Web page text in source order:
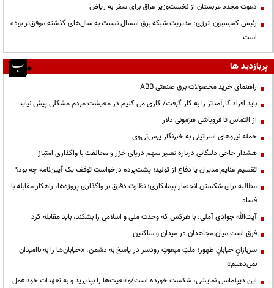
دعوت مجدد عربستان از نخست‌وزیر عراق برای سفر به ریاض
رئیس کمیسیون انرژی: مدیریت شبکه برق امسال نسبت به سال‌های گذشته موفق‌تر بوده
است
پربازدید ها
راهنمای خرید محصولات برق صنعتی ABB
باید افراد کارآمدتر را به کار گرفت/ کاری می کنیم در معیشت مردم مشکلی پیش نیاید
از التماس تا فروپاشی هژمونی دلار
حمله نیروهای اسرائیلی به خبرنگار پرس‌تی‌وی
هشدار حاجی دلیگانی درباره تغییر سهم دریای خزر و مخالفت با واگذاری امتیاز
تقسیم غنایم مدیران یا دفاع از تولید؛ پشت‌پرده درخواست توقف یک آیین‌نامه چه بود؟
مطالبه برای شکستن انحصار پیمانکاری؛ نظارت دقیق بر واگذاری پروژه‌ها، راهکار مقابله با
فساد
آیت‌الله جوادی آملی: با هرکس که وحدت ملی و اسلامی را بشکند، باید مقابله کرد
فرق است میان مجاهدان در میدان و ساکتین
سربازانِ خیابانِ ظهور؛ ملتِ مبعوثِ رودسر در پاسخ به دشمن: «خیابان‌ها را به ناامیدان
نمی‌دهیم»
این دیپلماسی نمایشی، شکست خورده است/واقعیت‌ها را بپذیرید و به تعهدات خود عمل